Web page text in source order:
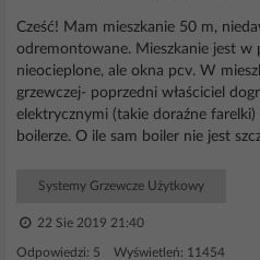
Cześć! Mam mieszkanie 50 m,
odremontowane. Mieszkanie jest w
nieocieplone, ale okna pcv. W
grzewczej- poprzedni właściciel
elektrycznymi (takie doraźne farelki)
boilerze. O ile sam boiler nie jest
Systemy Grzewcze Użytkowy
22 Sie 2019 21:40
Odpowiedzi: 5 Wyświetleń: 11454